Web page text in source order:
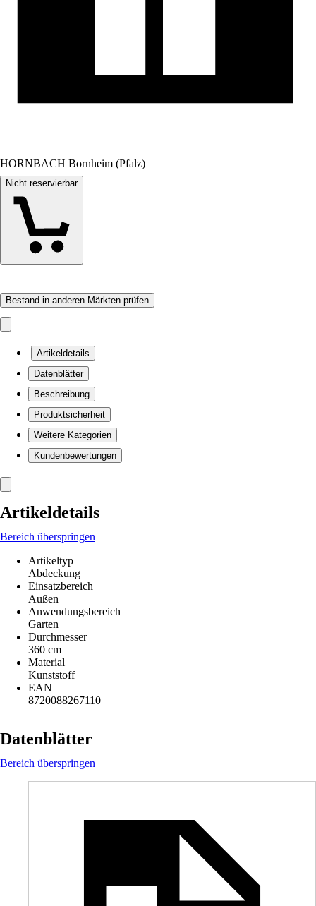
HORNBACH Bornheim (Pfalz)
Nicht reservierbar
Bestand in anderen Märkten prüfen
Artikeldetails
Datenblätter
Beschreibung
Produktsicherheit
Weitere Kategorien
Kundenbewertungen
Artikeldetails
Bereich überspringen
Artikeltyp
Abdeckung
Einsatzbereich
Außen
Anwendungsbereich
Garten
Durchmesser
360 cm
Material
Kunststoff
EAN
8720088267110
Datenblätter
Bereich überspringen